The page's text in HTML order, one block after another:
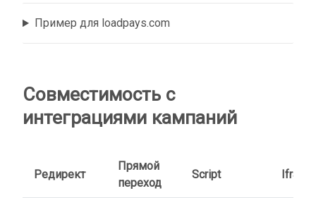
Пример для loadpays.com
Совместимость с
интеграциями кампаний
Редирект
Прямой
переход
Script